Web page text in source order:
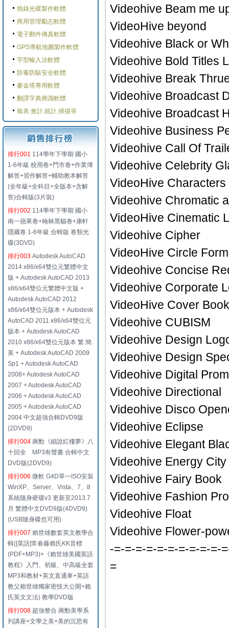
燒錄光碟製作軟體
商用管理勵志軟體
電子郵件傳真軟體
GPS導航地圖製作軟體
字型輸入法軟體
防毒防駭安全軟體
麥金塔專用軟體
翻譯字典辨識軟體
報表.會計.統計.掃描等
排行001 114學年下學期 國小
1-6年級 校用卷+門市卷+作業簿
解答+習作解答+輔助教本解答
(全年級+全科目+全版本+含解
答)合輯版(3片裝)
排行002 114學年下學期 國小
南一蘋果卷+翰林黑貓卷+康軒
隱藏卷 1-6年級 合輯版 卷類光
碟(3DVD)
排行003 Autodesk AutoCAD
2014 x86/x64雙位元繁體中文
版 + Autodesk AutoCAD 2013
x86/x64雙位元繁體中文版 +
Autodesk AutoCAD 2012
x86/x64雙位元版本 + Autodesk
AutoCAD 2011 x86/x64雙位元
版本 + Autodesk AutoCAD
2010 x86/x64雙位元版本 繁.簡.
英 + Autodesk AutoCAD 2009
Sp1 + Autodesk AutoCAD
2008+ Autodesk AutoCAD
2007 + Autodesk AutoCAD
2006 + Autodesk AutoCAD
2005 + Autodesk AutoCAD
2004 中文超強合輯DVD9版
(2DVD9)
排行004 蔣勳《細說紅樓夢》八
十回全 MP3有聲書 合輯中文
DVD版(2DVD9)
排行006 微軟 G4D單一ISO安裝
WinXP、Server、Vista、7、8
系統隨身硬碟v3 更新至2013.7
月 繁體中文DVD9版(4DVD9)
(USB隨身碟也可用)
排行007 賴世雄數套英文教學合
輯([英語]常春藤賴氏KK音標
(PDF+MP3)+《賴世雄美國英語
教程》入門、初級、中高級全套
MP3和教材+英文直通車+英語
教父賴世雄獨家密技大公開+賴
氏英文文法) 教學DVD版
排行008 超強整合 蔣勳美學系
列講座+文學之美+美的沉思有
Videohive Beam me
VideoHive beyond
Videohive Black or
Videohive Bold Titles
Videohive Break
Videohive Broadcast
Videohive Broadcast
Videohive Business
Videohive Call Of
Videohive Celebrity
VideoHive
Videohive Chromatic
VideoHive Cinematic
Videohive Cipher
VideoHive Circle
Videohive Concise
Videohive Corporate
VideoHive Cover Book
Videohive CUBISM
Videohive Design
Videohive Design
Videohive Digital
Videohive Directional
Videohive Disco
Videohive Eclipse
Videohive Elegant
Videohive Energy City
Videohive Fairy Book
Videohive Fashion
Videohive Float
Videohive Flower-
-=-=-=-=-=-=-=-=-=-=-
=